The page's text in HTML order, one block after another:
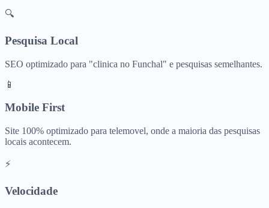
🔍
Pesquisa Local
SEO optimizado para "clinica no Funchal" e pesquisas semelhantes.
📱
Mobile First
Site 100% optimizado para telemovel, onde a maioria das pesquisas
locais acontecem.
⚡
Velocidade